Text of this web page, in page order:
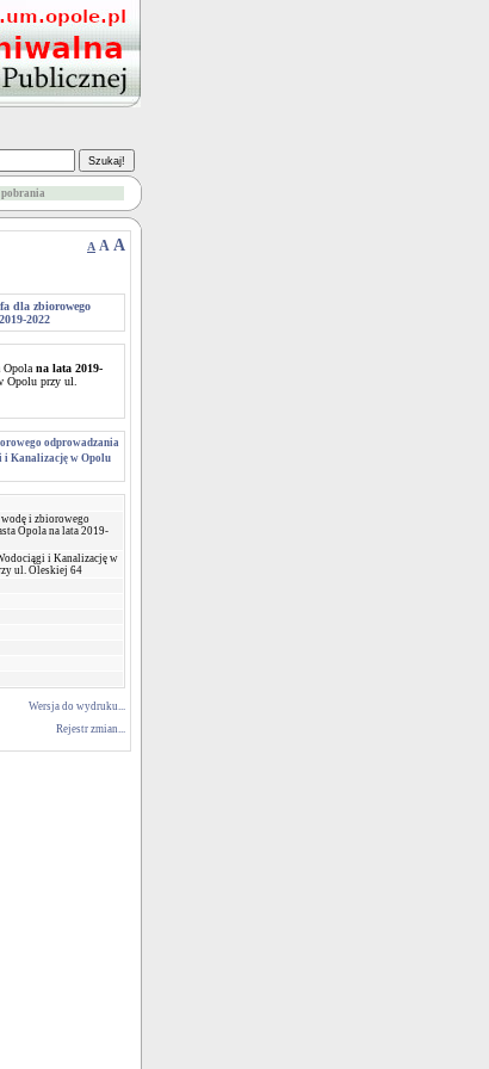
A A A
dla zbiorowego
2022
Opola na lata 2019-
Opolu przy ul.
odprowadzania
i Kanalizację w Opolu
wodę i zbiorowego
Opola na lata 2019-
i Kanalizację w
ul. Oleskiej 64
Wersja do wydruku...
Rejestr zmian...